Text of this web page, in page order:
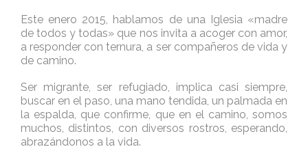
Este enero 2015, hablamos de una Iglesia «madre
de todos y todas» que nos invita a acoger con amor,
a responder con ternura, a ser compañeros de vida y
de camino.
Ser migrante, ser refugiado, implica casi siempre,
buscar en el paso, una mano tendida, un palmada en
la espalda, que confirme, que en el camino, somos
muchos, distintos, con diversos rostros, esperando,
abrazándonos a la vida.